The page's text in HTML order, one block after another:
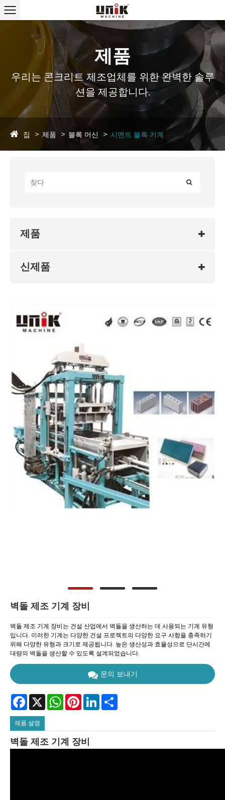
제품
우리는 콘크리트 제조업체를 위한 완벽한 솔루
션을 제공합니다.
집 제품 블록 머신 시멘트 블록 기계
제품
신제품
벽돌 제조 기계 장비
벽돌 제조 기계 장비는 건설 산업에서 벽돌을 생산하는 데 사용되는 기계 유형
입니다. 이러한 기계는 다양한 건설 프로젝트의 다양한 요구 사항을 충족하기
위해 다양한 유형과 크기로 제공됩니다. 높은 생산성과 효율성으로 단시간에
대량의 벽돌을 생산할 수 있도록 설계되었습니다.
문의 보내기
Facebook
X WhatsAppPinterestLinkedIn
제품 설명
벽돌 제조 기계 장비